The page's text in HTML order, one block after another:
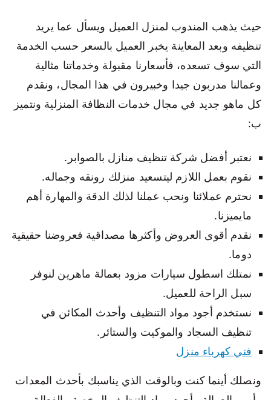
حيث يذهب المندوب لمنزل العميل ويسأل عما يريد
تنظيفه وبعد المعاينة يخبر العميل بالسعر حسب الخدمة
التي سوف تسعده، فأسعارنا مقبولة وخدماتنا مثالية
وعمالنا مدربون جيدا وخبيرون في هذا المجال، ونقدم
كل ماهو جديد في مجال خدمات النظافة المنزلية ونتميز
ب:
نعتبر أفضل شركة تنظيف منازل بالصوابر.
نقوم بعمل اللازم ليتسعيد منزلك رونقه وجماله.
نحترم عملائنا ونحب عملنا لذلك الدقة والمهارة أهم
مايميزنا.
نقدم أقوى العروض وأكثرها مصداقية فعروضنا حقيقية
دوما.
نمتلك اسطول سيارات مزود بعمالة ماهرين لنوفر
سبل الراحة للعميل.
نستخدم أجود مواد التنظيف وأحدث المكائن في
تنظيف السجاد والموكيت والستائر.
فني كهرباء منزل
ونصلك أينما كنت وبالوقت الذي يناسبك بأحدث المعدات